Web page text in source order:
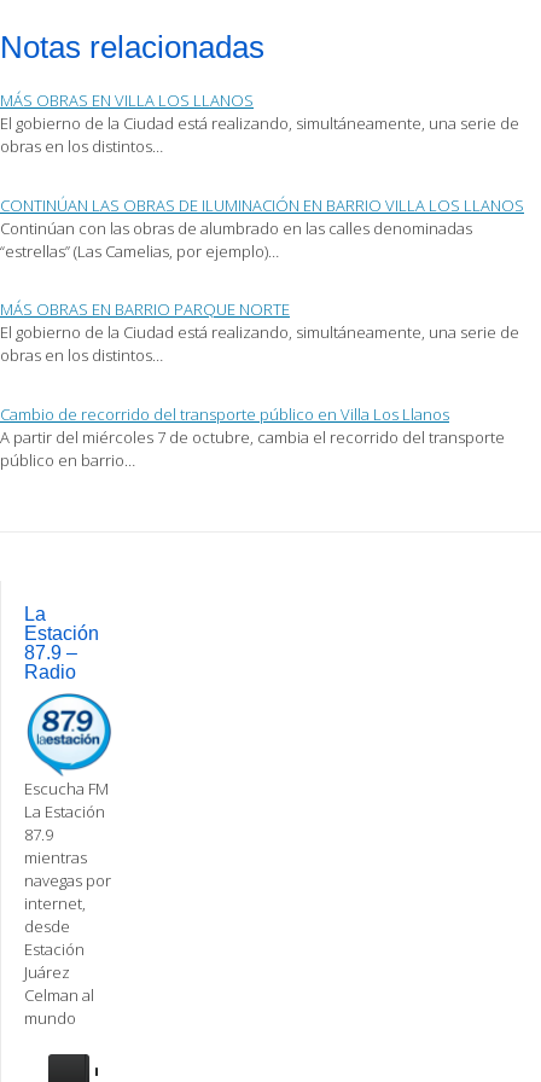
correo
electrónico
amigo
(Se
abre
en
Facebook
(Se
una
ventana
nueva)
en
Twitter
(Se
una
ventana
nueva)
Notas relacionadas
MÁS OBRAS EN VILLA LOS LLANOS
El gobierno de la Ciudad está realizando, simultáneamente, una serie de
obras en los distintos…
CONTINÚAN LAS OBRAS DE ILUMINACIÓN EN BARRIO VILLA LOS LLANOS
Continúan con las obras de alumbrado en las calles denominadas
“estrellas” (Las Camelias, por ejemplo)…
MÁS OBRAS EN BARRIO PARQUE NORTE
El gobierno de la Ciudad está realizando, simultáneamente, una serie de
obras en los distintos…
Cambio de recorrido del transporte público en Villa Los Llanos
A partir del miércoles 7 de octubre, cambia el recorrido del transporte
público en barrio…
navigation
La
Estación
87.9 –
Radio
Escucha FM
La Estación
87.9
mientras
navegas por
internet,
desde
Estación
Juárez
Celman al
mundo